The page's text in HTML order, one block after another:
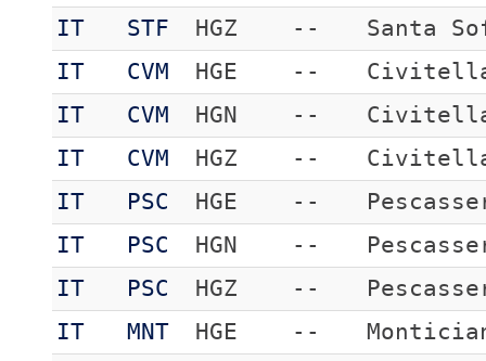
IT
STF HGZ --
Santa
IT
CVM HGE --
IT
CVM HGN --
IT
CVM HGZ --
IT
PSC HGE --
IT
PSC HGN --
IT
PSC HGZ --
IT
MNT HGE --